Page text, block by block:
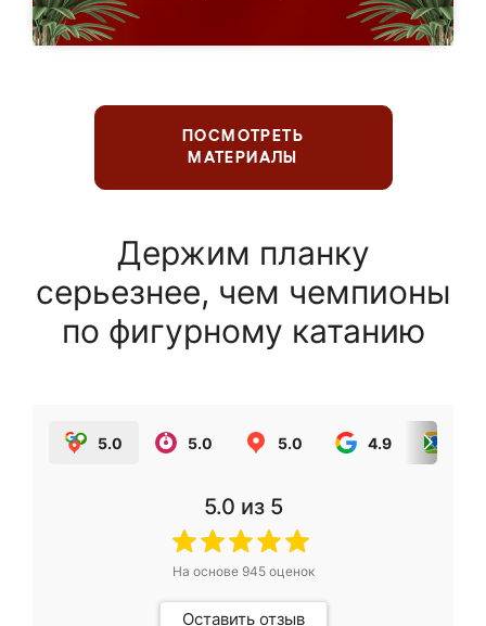
ПОСМОТРЕТЬ
МАТЕРИАЛЫ
Держим планку
серьезнее, чем чемпионы
по фигурному катанию
5.0 5.0 5.0 4.9
5.0 из 5
На основе 945оценок
Оставить отзыв